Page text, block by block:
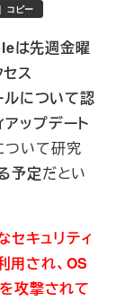
コピー
は先週金曜
ス
ルについて認
ップデート
ついて研究
予定だとい
キュリティ
用され、OS
攻撃されて